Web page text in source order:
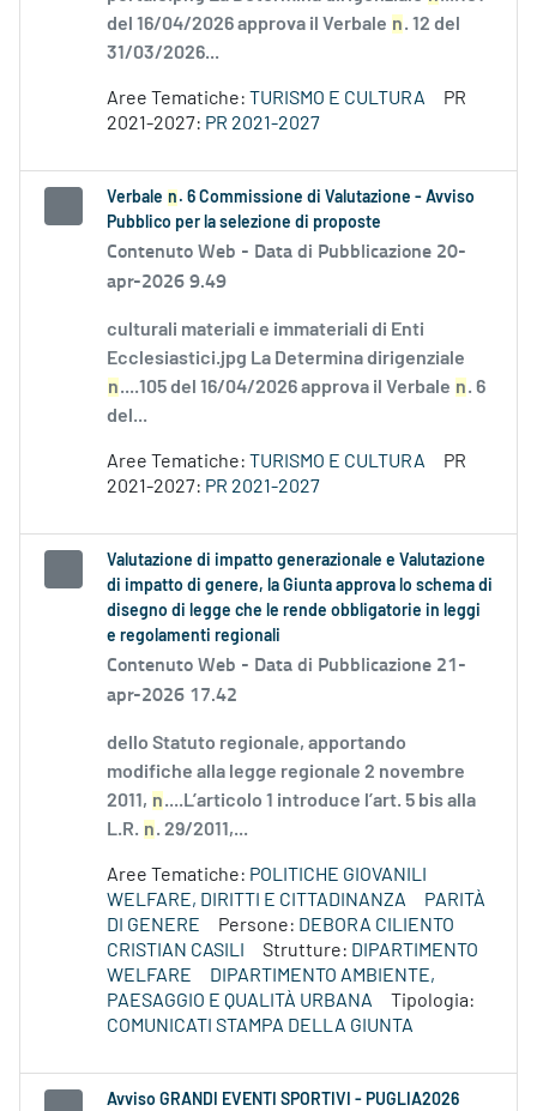
del 16/04/2026 approva il Verbale n. 12 del
31/03/2026...
Aree Tematiche: TURISMO E CULTURA
PR
2021-2027: PR 2021-2027
Verbale n . 6 Commissione di Valutazione - Avviso
Pubblico per la selezione di proposte
Contenuto Web - Data di Pubblicazione 20-
apr-2026 9.49
culturali materiali e immateriali di Enti
Ecclesiastici.jpg La Determina dirigenziale
n....105 del 16/04/2026 approva il Verbale n. 6
del...
Aree Tematiche: TURISMO E CULTURA
PR
2021-2027: PR 2021-2027
Valutazione di impatto generazionale e Valutazione
di impatto di genere, la Giunta approva lo schema di
disegno di legge che le rende obbligatorie in leggi
e regolamenti regionali
Contenuto Web - Data di Pubblicazione 21-
apr-2026 17.42
dello Statuto regionale, apportando
modifiche alla legge regionale 2 novembre
2011, n....L’articolo 1 introduce l’art. 5 bis alla
L.R. n. 29/2011,...
Aree Tematiche: POLITICHE GIOVANILI
WELFARE, DIRITTI E CITTADINANZA
PARITÀ
DI GENERE
Persone: DEBORA CILIENTO
CRISTIAN CASILI
Strutture: DIPARTIMENTO
WELFARE
DIPARTIMENTO AMBIENTE,
PAESAGGIO E QUALITÀ URBANA
Tipologia:
COMUNICATI STAMPA DELLA GIUNTA
Avviso GRANDI EVENTI SPORTIVI - PUGLIA2026